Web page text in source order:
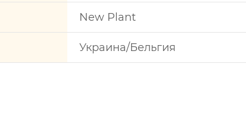
New Plant
Украина/Бельгия